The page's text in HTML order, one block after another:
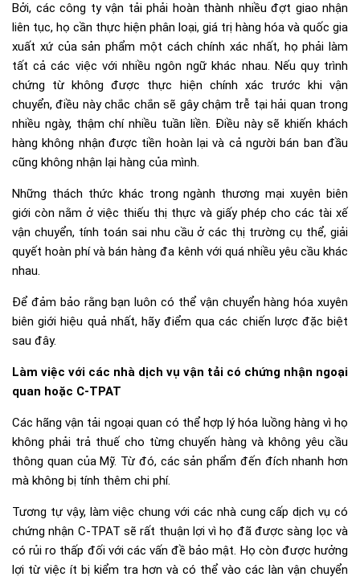
Bởi, các công ty vận tải phải hoàn thành nhiều đợt giao nhận
liên tục, họ cần thực hiện phân loại, giá trị hàng hóa và quốc gia
xuất xứ của sản phẩm một cách chính xác nhất, họ phải làm
tất cả các việc với nhiều ngôn ngữ khác nhau. Nếu quy trình
chứng từ không được thực hiện chính xác trước khi vận
chuyển, điều này chắc chắn sẽ gây chậm trễ tại hải quan trong
nhiều ngày, thậm chí nhiều tuần liền. Điều này sẽ khiến khách
hàng không nhận được tiền hoàn lại và cả người bán ban đầu
cũng không nhận lại hàng của mình.
Những thách thức khác trong ngành thương mại xuyên biên
giới còn nằm ở việc thiếu thị thực và giấy phép cho các tài xế
vận chuyển, tính toán sai nhu cầu ở các thị trường cụ thể, giải
quyết hoàn phí và bán hàng đa kênh với quá nhiều yêu cầu khác
nhau.
Để đảm bảo rằng bạn luôn có thể vận chuyển hàng hóa xuyên
biên giới hiệu quả nhất, hãy điểm qua các chiến lược đặc biệt
sau đây.
Làm việc với các nhà dịch vụ vận tải có chứng nhận ngoại
quan hoặc C-TPAT
Các hãng vận tải ngoại quan có thể hợp lý hóa luồng hàng vì họ
không phải trả thuế cho từng chuyến hàng và không yêu cầu
thông quan của Mỹ. Từ đó, các sản phẩm đến đích nhanh hơn
mà không bị tính thêm chi phí.
Tương tự vậy, làm việc chung với các nhà cung cấp dịch vụ có
chứng nhận C-TPAT sẽ rất thuận lợi vì họ đã được sàng lọc và
có rủi ro thấp đối với các vấn đề bảo mật. Họ còn được hưởng
lợi từ việc ít bị kiểm tra hơn và có thể vào các làn vận chuyển